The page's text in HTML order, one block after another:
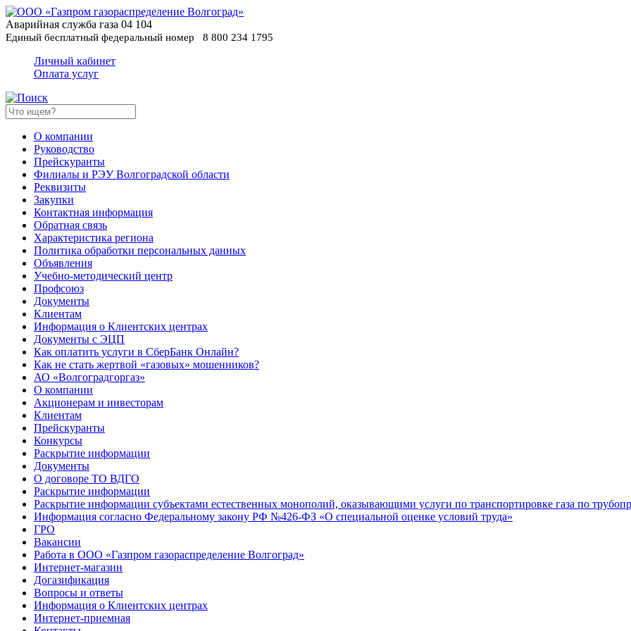
Аварийная служба газа 04 104
Единый бесплатный федеральный номер
8 800 234 1795
Личный кабинет
Оплата услуг
О компании
Руководство
Прейскуранты
Филиалы и РЭУ Волгоградской области
Реквизиты
Закупки
Контактная информация
Обратная связь
Характеристика региона
Политика обработки персональных данных
Oбъявления
Учебно-методический центр
Профсоюз
Документы
Клиентам
Информация о Клиентских центрах
Документы с ЭЦП
Как оплатить услуги в СберБанк Онлайн?
Как не стать жертвой «газовых» мошенников?
АО «Волгоградгоргаз»
О компании
Акционерам и инвесторам
Клиентам
Прейскуранты
Конкурсы
Раскрытие информации
Документы
О договоре ТО ВДГО
Раскрытие информации
Раскрытие информации субъектами естественных монополий, оказывающими услуги по транспортировке газа по
Информация согласно Федеральному закону РФ №426-ФЗ «О специальной оценке условий труда»
ГРО
Вакансии
Работа в ООО «Газпром газораспределение Волгоград»
Интернет-магазин
Догазификация
Вопросы и ответы
Информация о Клиентских центрах
Интернет-приемная